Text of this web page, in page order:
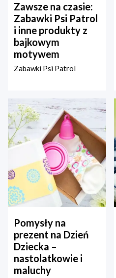
Zawsze na czasie:
Zabawki Psi Patrol
i inne produkty z
bajkowym
motywem
Zabawki Psi Patrol
Pomysły na
prezent na Dzień
Dziecka –
nastolatkowie i
maluchy